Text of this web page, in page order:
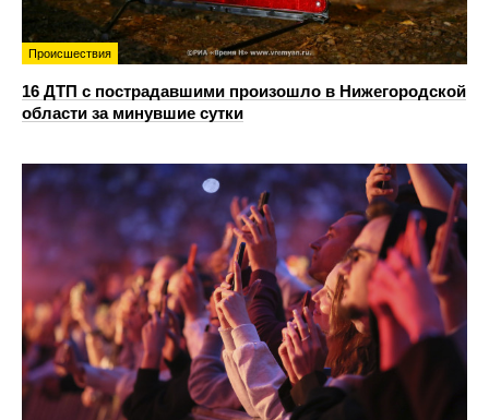
Происшествия
16 ДТП с пострадавшими произошло в Нижегородской
области за минувшие сутки